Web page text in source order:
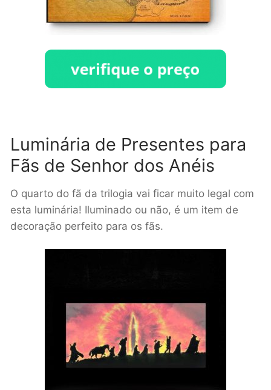
Luminária de Presentes para
Fãs de Senhor dos Anéis
O quarto do fã da trilogia vai ficar muito legal com
esta luminária! Iluminado ou não, é um item de
decoração perfeito para os fãs.